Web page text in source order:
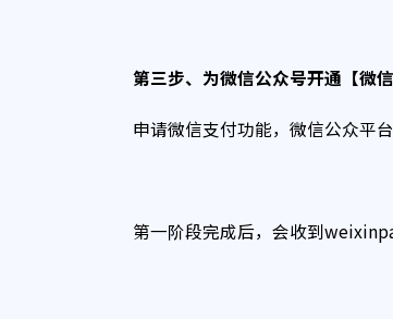
第三步、为微信公众号开通【微
申请微信支付功能，微信公众平
第一阶段完成后，会收到